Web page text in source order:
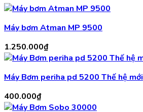
Máy bơm Atman MP 9500
1.250.000₫
Máy Bơm periha pd 5200 Thế hệ mới
400.000₫